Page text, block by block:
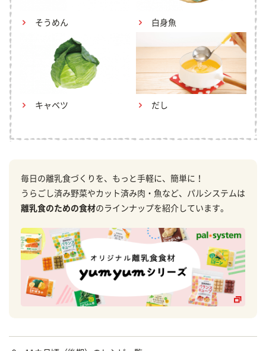
そうめん 白身魚
キャベツ だし
毎日の離乳食づくりを、もっと手軽に、簡単に！
うらごし済み野菜やカット済み肉・魚など、パルシステムは
離乳食のための食材のラインナップを紹介しています。